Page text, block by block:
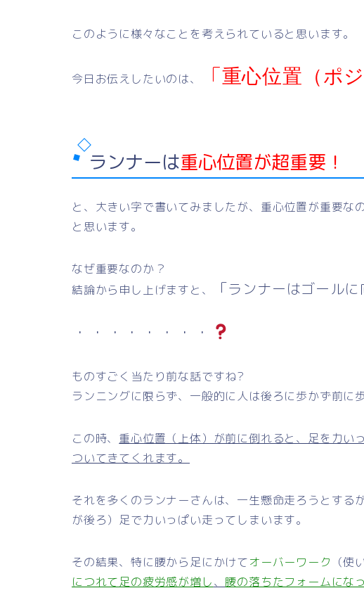
このように様々なことを考えられていると思います。
今日お伝えしたいのは、 「重心位置（ポ
ランナーは重心位置が超重要！
と、大きい字で書いてみましたが、重心位置が重要な
と思います。
なぜ重要なのか？
結論から申し上げますと、
「ランナーはゴール
・・・・・・・・
ものすごく当たり前な話ですね?
ランニングに限らず、一般的に人は後ろに歩かず前に
この時、 重心位置（上体）が前に倒れると、足を力い
ついてきてくれます。
それを多くのランナーさんは、一生懸命走ろうとする
が後ろ）足で力いっぱい走ってしまいます。
その結果、特に腰から足にかけてオーバーワーク （使
につれて足の疲労感が増し、腰の落ちたフォームにな